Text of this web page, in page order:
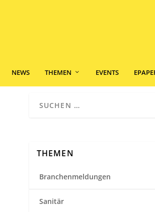
NEWS THEMEN EVENTS
THEMEN
Branchenmeldungen
Sanitär